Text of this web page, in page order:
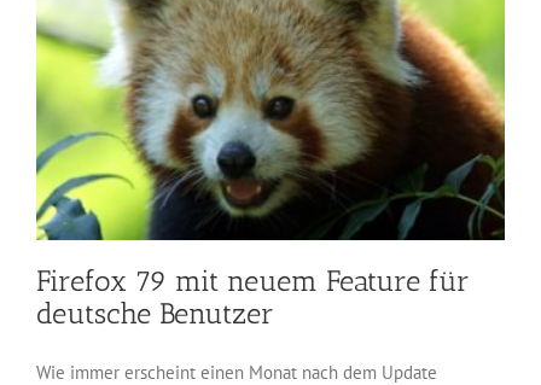
Firefox 79 mit neuem Feature für
deutsche Benutzer
Wie immer erscheint einen Monat nach dem Update